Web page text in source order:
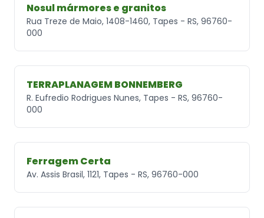
Nosul mármores e granitos
Rua Treze de Maio, 1408-1460, Tapes - RS, 96760-
000
TERRAPLANAGEM BONNEMBERG
R. Eufredio Rodrigues Nunes, Tapes - RS, 96760-
000
Ferragem Certa
Av. Assis Brasil, 1121, Tapes - RS, 96760-000